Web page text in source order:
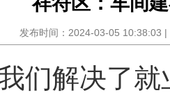
发布时间：2024-03-05 10:38:03
们解决了